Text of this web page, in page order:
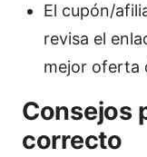
El cupón/
revisa el
mejor oferta
Consejos
correcto